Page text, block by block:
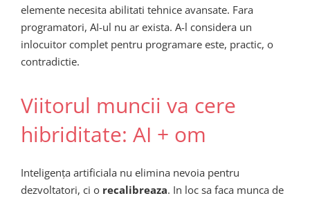
elemente necesita abilitati tehnice avansate. Fara
programatori, AI-ul nu ar exista. A-l considera un
inlocuitor complet pentru programare este, practic, o
contradictie.
Viitorul muncii va cere
hibriditate: AI + om
Inteligența artificiala nu elimina nevoia pentru
dezvoltatori, ci o recalibreaza. In loc sa faca munca de